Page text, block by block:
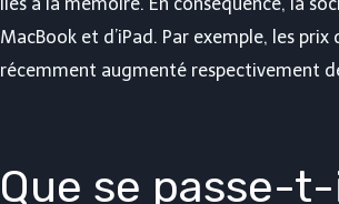
MacBook et d’iPad. Par exemple, les
récemment augmenté respectivement
Que se passe-